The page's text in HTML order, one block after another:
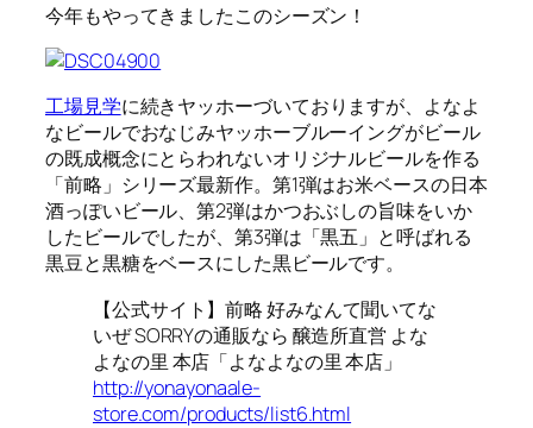
今年もやってきましたこのシーズン！
工場見学に続きヤッホーづいておりますが、よなよ
なビールでおなじみヤッホーブルーイングがビール
の既成概念にとらわれないオリジナルビールを作る
「前略」シリーズ最新作。第1弾はお米ベースの日本
酒っぽいビール、第2弾はかつおぶしの旨味をいか
したビールでしたが、第3弾は「黒五」と呼ばれる
黒豆と黒糖をベースにした黒ビールです。
【公式サイト】前略 好みなんて聞いてな
いぜ SORRYの通販なら 醸造所直営 よな
よなの里 本店「よなよなの里 本店」
http://yonayonaale-
store.com/products/list6.html